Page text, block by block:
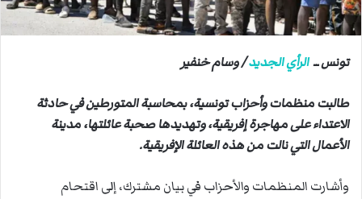
ك
ر
ن
تونس ــالرأي الجديد/ وسام خنفير
طالبت منظمات وأحزاب تونسية، بمحاسبة المتورطين في حادثة
الاعتداء على مهاجرة إفريقية، وتهديدها صحبة عائلتها، مدينة
الأعمال التي نالت من هذه العائلة الإفريقية.
وأشارت المنظمات والأحزاب في بيان مشترك، إلى اقتحام